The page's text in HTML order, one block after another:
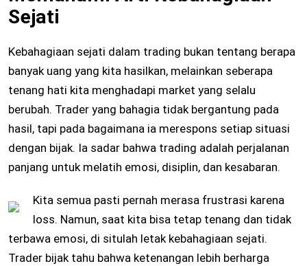
Sejati
Kebahagiaan sejati dalam trading bukan tentang berapa
banyak uang yang kita hasilkan, melainkan seberapa
tenang hati kita menghadapi market yang selalu
berubah. Trader yang bahagia tidak bergantung pada
hasil, tapi pada bagaimana ia merespons setiap situasi
dengan bijak. Ia sadar bahwa trading adalah perjalanan
panjang untuk melatih emosi, disiplin, dan kesabaran.
Kita semua pasti pernah merasa frustrasi karena
loss. Namun, saat kita bisa tetap tenang dan tidak
terbawa emosi, di situlah letak kebahagiaan sejati.
Trader bijak tahu bahwa ketenangan lebih berharga